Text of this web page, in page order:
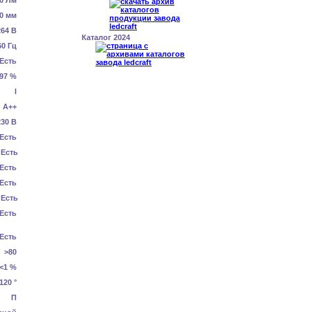
мм
В
Гц
%
I
А++
В
Есть
Есть
>80
%
°
П
Каталог 2024